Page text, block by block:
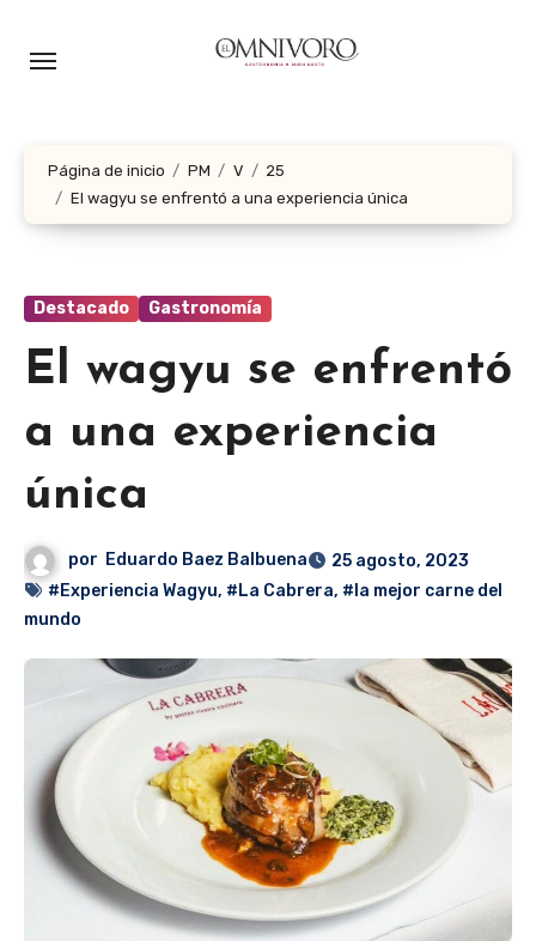
Página de inicio PM V
25
El wagyu se enfrentó a una experiencia única
Destacado Gastronomía
El wagyu se enfrentó
a una experiencia
única
por Eduardo Baez Balbuena
25 agosto, 2023
#Experiencia Wagyu, #La Cabrera, #la mejor carne del
mundo